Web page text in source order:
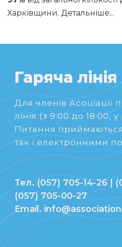
Харківщини. Детальніше...
Гаряча лінія
Для членів Асоціації
лінія (з 9:00 до 18:00, у
Питання
так і електронними
Тел. (057) 705-14-26 |
(057) 705-00-27
Email.